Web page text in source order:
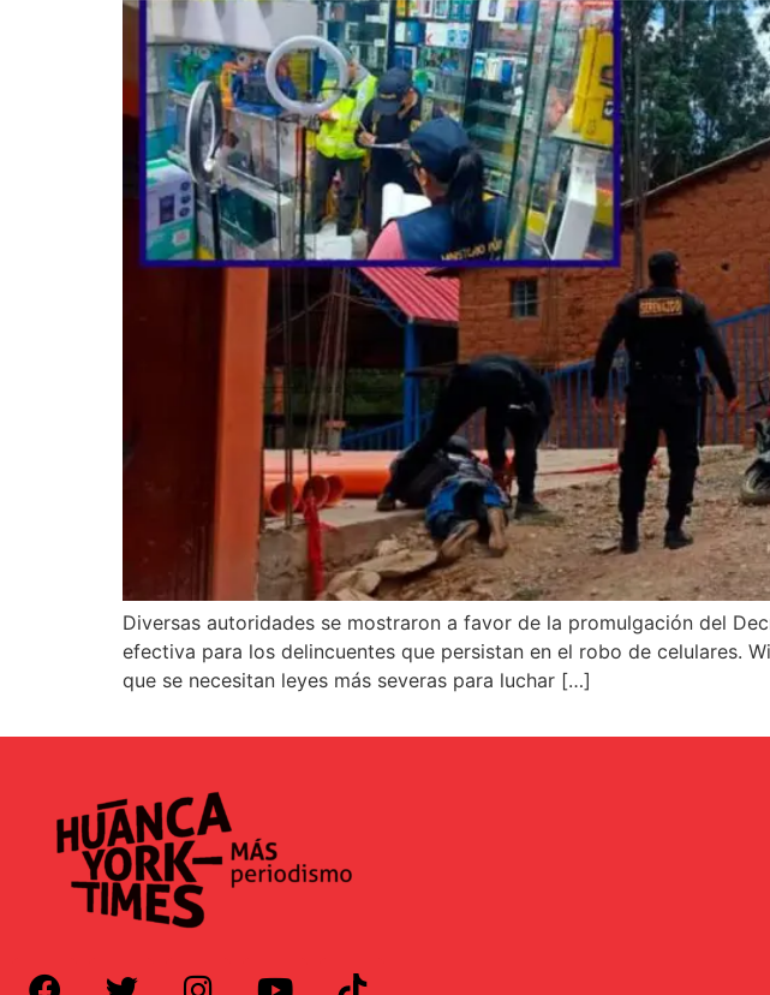
Diversas autoridades se mostraron a favor de la promulgación del
efectiva para los delincuentes que persistan en el robo de celulares.
que se necesitan leyes más severas para luchar […]